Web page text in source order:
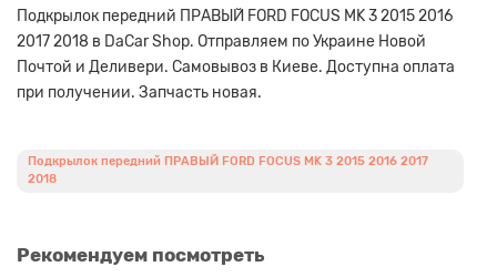
Подкрылок передний ПРАВЫЙ FORD FOCUS MK 3 2015 2016
2017 2018 в DaCar Shop. Отправляем по Украине Новой
Почтой и Деливери. Самовывоз в Киеве. Доступна оплата
при получении. Запчасть новая.
Подкрылок передний ПРАВЫЙ FORD FOCUS MK 3 2015 2016 2017
2018
Рекомендуем посмотреть